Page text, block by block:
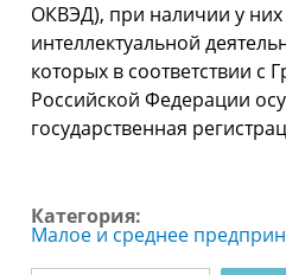
ОКВЭД), при наличии у них
интеллектуальной
которых в соответствии с
Российской Федерации
государственная
Категория:
Малое и среднее